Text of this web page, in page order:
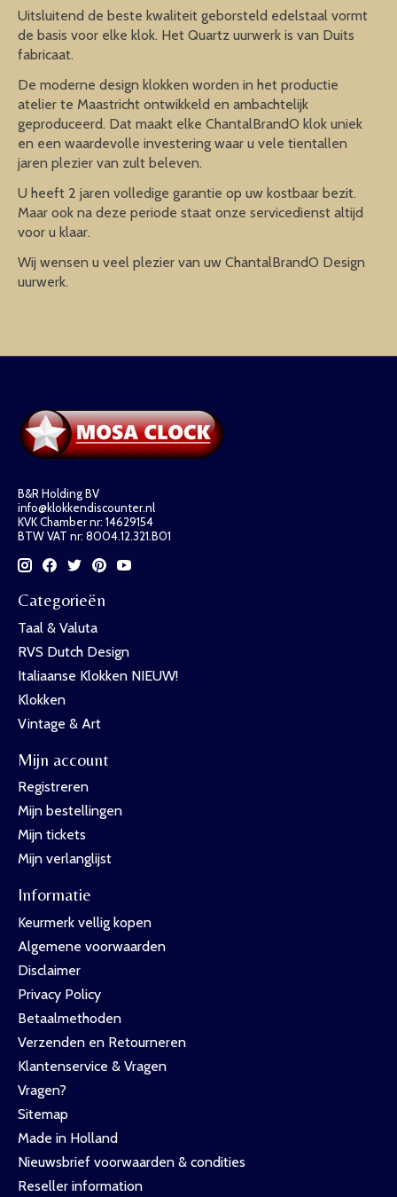
Uitsluitend de beste kwaliteit geborsteld edelstaal vormt
de basis voor elke klok. Het Quartz uurwerk is van Duits
fabricaat.
De moderne design klokken worden in het productie
atelier te Maastricht ontwikkeld en ambachtelijk
geproduceerd. Dat maakt elke ChantalBrandO klok uniek
en een waardevolle investering waar u vele tientallen
jaren plezier van zult beleven.
U heeft 2 jaren volledige garantie op uw kostbaar bezit.
Maar ook na deze periode staat onze servicedienst altijd
voor u klaar.
Wij wensen u veel plezier van uw ChantalBrandO Design
uurwerk.
B&R Holding BV
info@klokkendiscounter.nl
KVK Chamber nr: 14629154
BTW VAT nr: 8004.12.321.B01
Categorieën
Taal & Valuta
RVS Dutch Design
Italiaanse Klokken NIEUW!
Klokken
Vintage & Art
Mijn account
Registreren
Mijn bestellingen
Mijn tickets
Mijn verlanglijst
Informatie
Keurmerk vellig kopen
Algemene voorwaarden
Disclaimer
Privacy Policy
Betaalmethoden
Verzenden en Retourneren
Klantenservice & Vragen
Vragen?
Sitemap
Made in Holland
Nieuwsbrief voorwaarden & condities
Reseller information